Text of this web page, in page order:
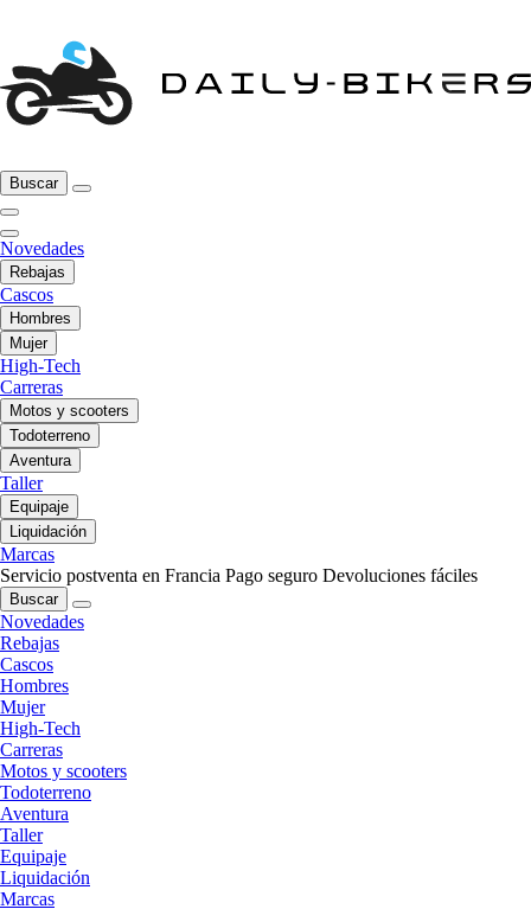
Buscar
Novedades
Rebajas
Cascos
Hombres
Mujer
High-Tech
Carreras
Motos y scooters
Todoterreno
Aventura
Taller
Equipaje
Liquidación
Marcas
Servicio postventa en Francia Pago seguro Devoluciones fáciles
Buscar
Novedades
Rebajas
Cascos
Hombres
Mujer
High-Tech
Carreras
Motos y scooters
Todoterreno
Aventura
Taller
Equipaje
Liquidación
Marcas